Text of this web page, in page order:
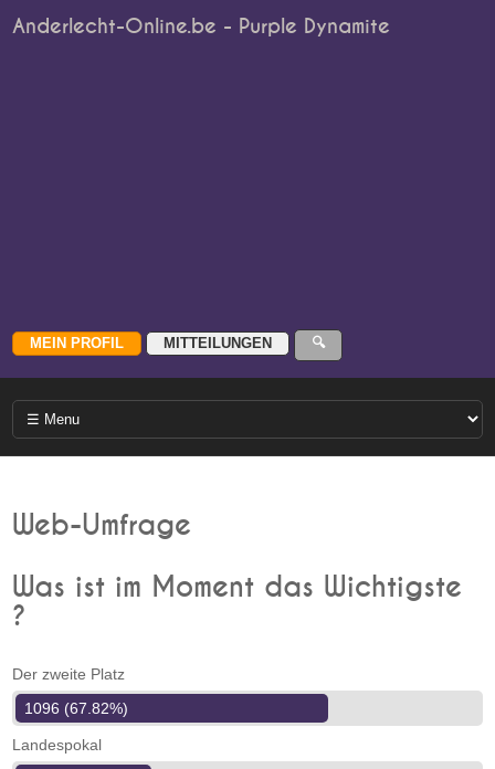
Anderlecht-Online.be - Purple Dynamite
Web-Umfrage
Was ist im Moment das Wichtigste
?
Der zweite Platz
1096 (67.82%)
Landespokal